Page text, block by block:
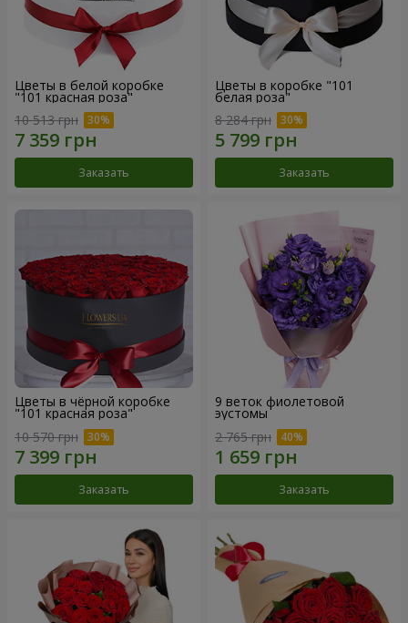
Цветы в белой коробке
"101 красная роза"
10 513 грн
Заказать
Цветы в коробке "101
белая роза"
8 284 грн
Заказать
Цветы в чёрной коробке
"101 красная роза"
10 570 грн
Заказать
9 веток фиолетовой
эустомы
2 765 грн
Заказать